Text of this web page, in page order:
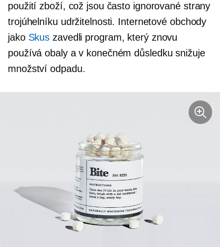
použití zboží, což jsou často ignorované strany
trojúhelníku udržitelnosti. Internetové obchody
jako Skus zavedli program, který znovu
používá obaly a v konečném důsledku snižuje
množství odpadu.